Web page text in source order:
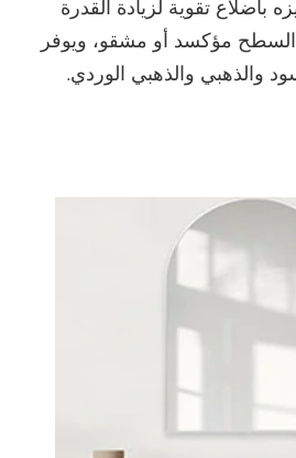
بأضلاع تقوية لزيادة القدرة
مؤكسد أو مشقو، ويوفر
والذهبي والذهبي الوردي.